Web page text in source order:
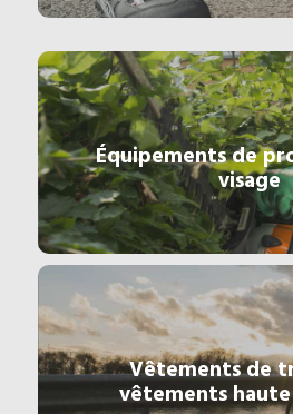
Équipements de
visage
Vêtements de
vêtements